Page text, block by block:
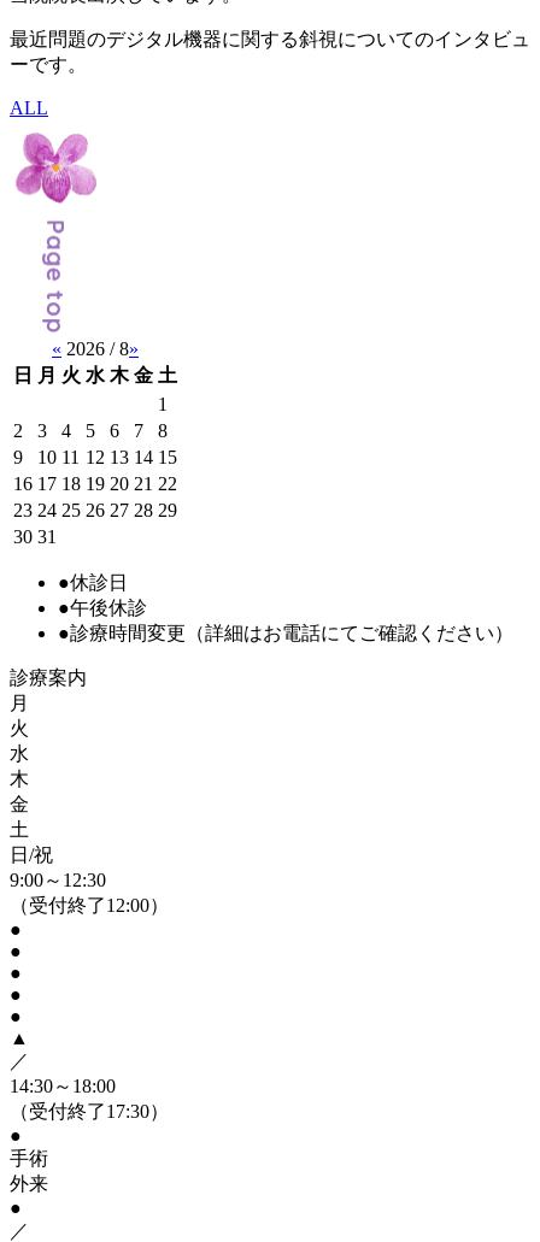
最近問題のデジタル機器に関する斜視についてのインタビュ
ーです。
ALL
« 2026 / 8»
日
月 火 水 木 金 土
1
2
3 4 5 6 7
8
9
10 11 12 13 14 15
16 17 18 19 20 21 22
23 24 25 26 27 28 29
30 31
●休診日
●午後休診
●診療時間変更 （詳細はお電話にてご確認ください）
診療案内
月
火
水
木
金
土
日/祝
9:00～12:30
（受付終了12:00）
●
●
●
●
●
▲
／
14:30～18:00
（受付終了17:30）
●
手術
外来
●
／